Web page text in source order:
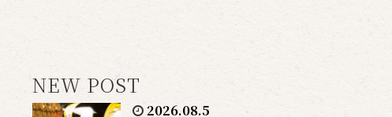
NEW POST
2026.08.5